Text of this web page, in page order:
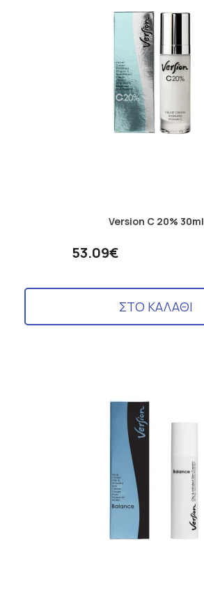
Version C 20% 30ml
53.09€
ΣΤΟ ΚΑΛΑΘΙ